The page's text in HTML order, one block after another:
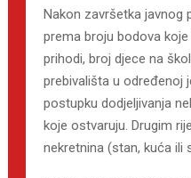
Nakon završetka javnog
prema broju bodova
prihodi, broj djece na
prebivališta u određenoj
postupku dodjeljivanja
koje ostvaruju. Drugim
nekretnina (stan, kuća ili